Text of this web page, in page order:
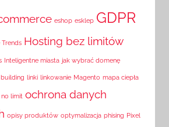
eshop esklep GDPR
Hosting bez limitów
Inteligentne miasta jak wybrać domenę
building linki linkowanie Magento mapa ciepła
no limit ochrona danych
opisy produktów optymalizacja phising Pixel